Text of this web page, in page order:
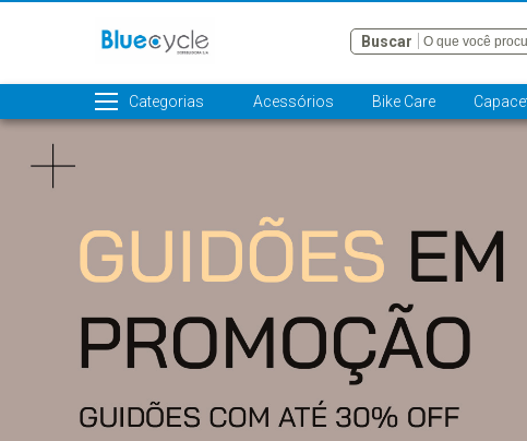
Buscar
Categorias Acessórios Bike Care